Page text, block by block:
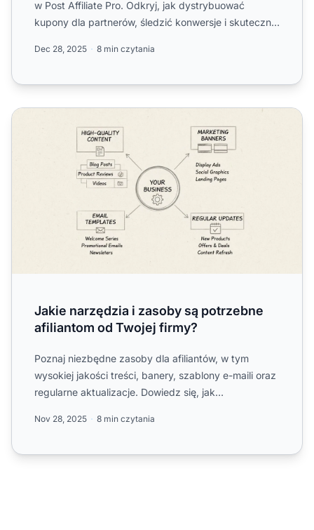
w Post Affiliate Pro. Odkryj, jak dystrybuować
kupony dla partnerów, śledzić konwersje i skutecznie
Dec 28, 2025 8 min czytania
Jakie narzędzia i zasoby są potrzebne afiliantom od
Jakie narzędzia i zasoby są potrzebne
afiliantom od Twojej firmy?
Poznaj niezbędne zasoby dla afiliantów, w tym
wysokiej jakości treści, banery, szablony e-maili oraz
regularne aktualizacje. Dowiedz się, jak
Nov 28, 2025 8 min czytania